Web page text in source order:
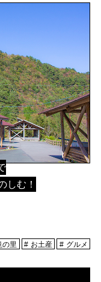
しむ！
の里 お土産 グルメ